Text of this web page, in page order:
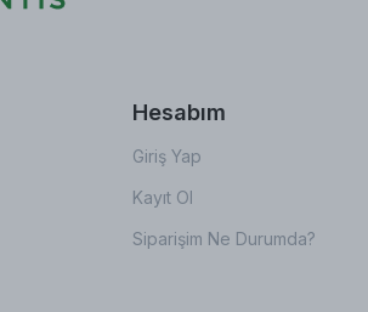
Hesabım
Giriş Yap
Kayıt Ol
Siparişim Ne Durumda?